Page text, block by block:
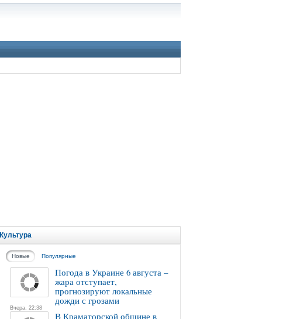
Культура
Новые Популярные
Погода в Украине 6 августа –
жара отступает,
прогнозируют локальные
дожди с грозами
Вчера, 22:38
В Краматорской общине в